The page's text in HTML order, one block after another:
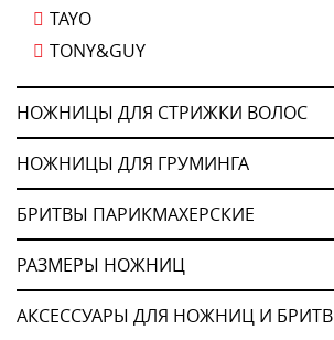
TAYO
TONY&GUY
НОЖНИЦЫ ДЛЯ СТРИЖКИ ВОЛОС
НОЖНИЦЫ ДЛЯ ГРУМИНГА
БРИТВЫ ПАРИКМАХЕРСКИЕ
РАЗМЕРЫ НОЖНИЦ
АКСЕССУАРЫ ДЛЯ НОЖНИЦ И БРИТВ